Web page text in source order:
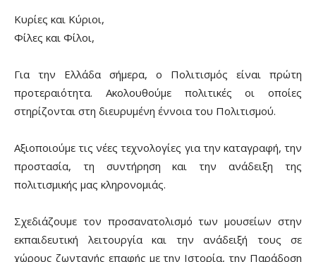
Κυρίες και Κύριοι,
Φίλες και Φίλοι,
Για την Ελλάδα σήμερα, ο Πολιτισμός είναι πρώτη
προτεραιότητα. Ακολουθούμε πολιτικές οι οποίες
στηρίζονται στη διευρυμένη έννοια του Πολιτισμού.
Αξιοποιούμε τις νέες τεχνολογίες για την καταγραφή, την
προστασία, τη συντήρηση και την ανάδειξη της
πολιτισμικής μας κληρονομιάς.
Σχεδιάζουμε τον προσανατολισμό των μουσείων στην
εκπαιδευτική λειτουργία και την ανάδειξή τους σε
χώρους ζωντανής επαφής με την Ιστορία, την Παράδοση